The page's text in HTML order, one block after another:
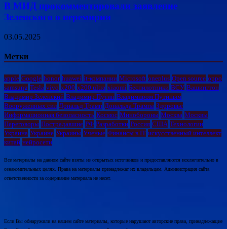
В МИД прокомментировали заявление
Зеленского о перемирии
03.05.2025
Метки
apple Google honor huawei it-компании Microsoft oneplus Open source oppo
samsung Tesla vivo x200 x200 ultra xiaomi Беспилотники ВСУ Вашингтон
Владимир Зеленский Владимир Путин Владимиром Путиным
Вооруженных сил Дональд Трамп Дональда Трампа Здоровье
Информационная безопасность Космос Минобороны Москва Москвы
Переговоры Пострадавшие РФ Разработки Россия США Технологии
Украина Украине Украины Ученые Финансы в IT искусственный интеллект
китай нейросети
Все материалы на данном сайте взяты из открытых источников и предоставляются исключительно в
ознакомительных целях. Права на материалы принадлежат их владельцам. Администрация сайта
ответственности за содержание материала не несет.
Если Вы обнаружили на нашем сайте материалы, которые нарушают авторские права, принадлежащие